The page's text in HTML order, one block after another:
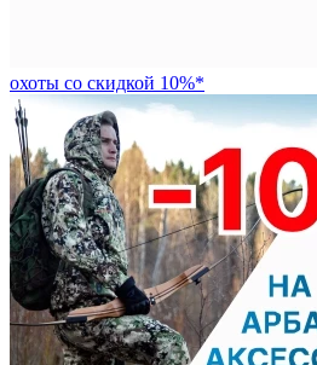
охоты со скидкой 10%*